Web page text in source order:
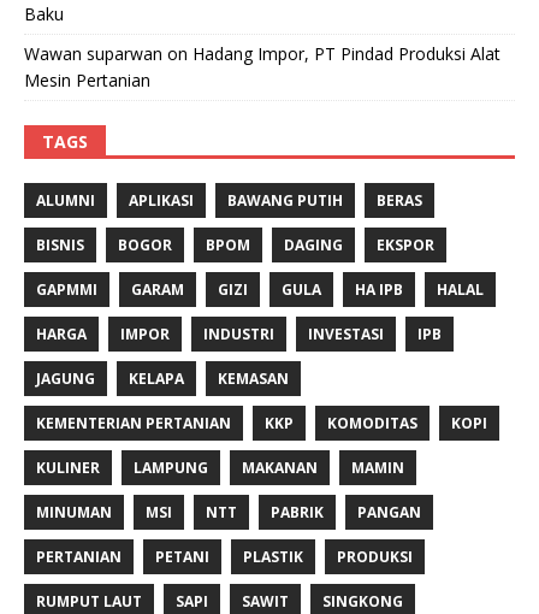
Baku
Wawan suparwan on Hadang Impor, PT Pindad Produksi Alat
Mesin Pertanian
TAGS
ALUMNI APLIKASI BAWANG PUTIH BERAS
BISNIS BOGOR BPOM DAGING EKSPOR
GAPMMI GARAM GIZI GULA HA IPB HALAL
HARGA IMPOR INDUSTRI INVESTASI IPB
JAGUNG KELAPA KEMASAN
KEMENTERIAN PERTANIAN KKP KOMODITAS KOPI
KULINER LAMPUNG MAKANAN MAMIN
MINUMAN MSI NTT PABRIK PANGAN
PERTANIAN PETANI PLASTIK PRODUKSI
RUMPUT LAUT SAPI SAWIT SINGKONG